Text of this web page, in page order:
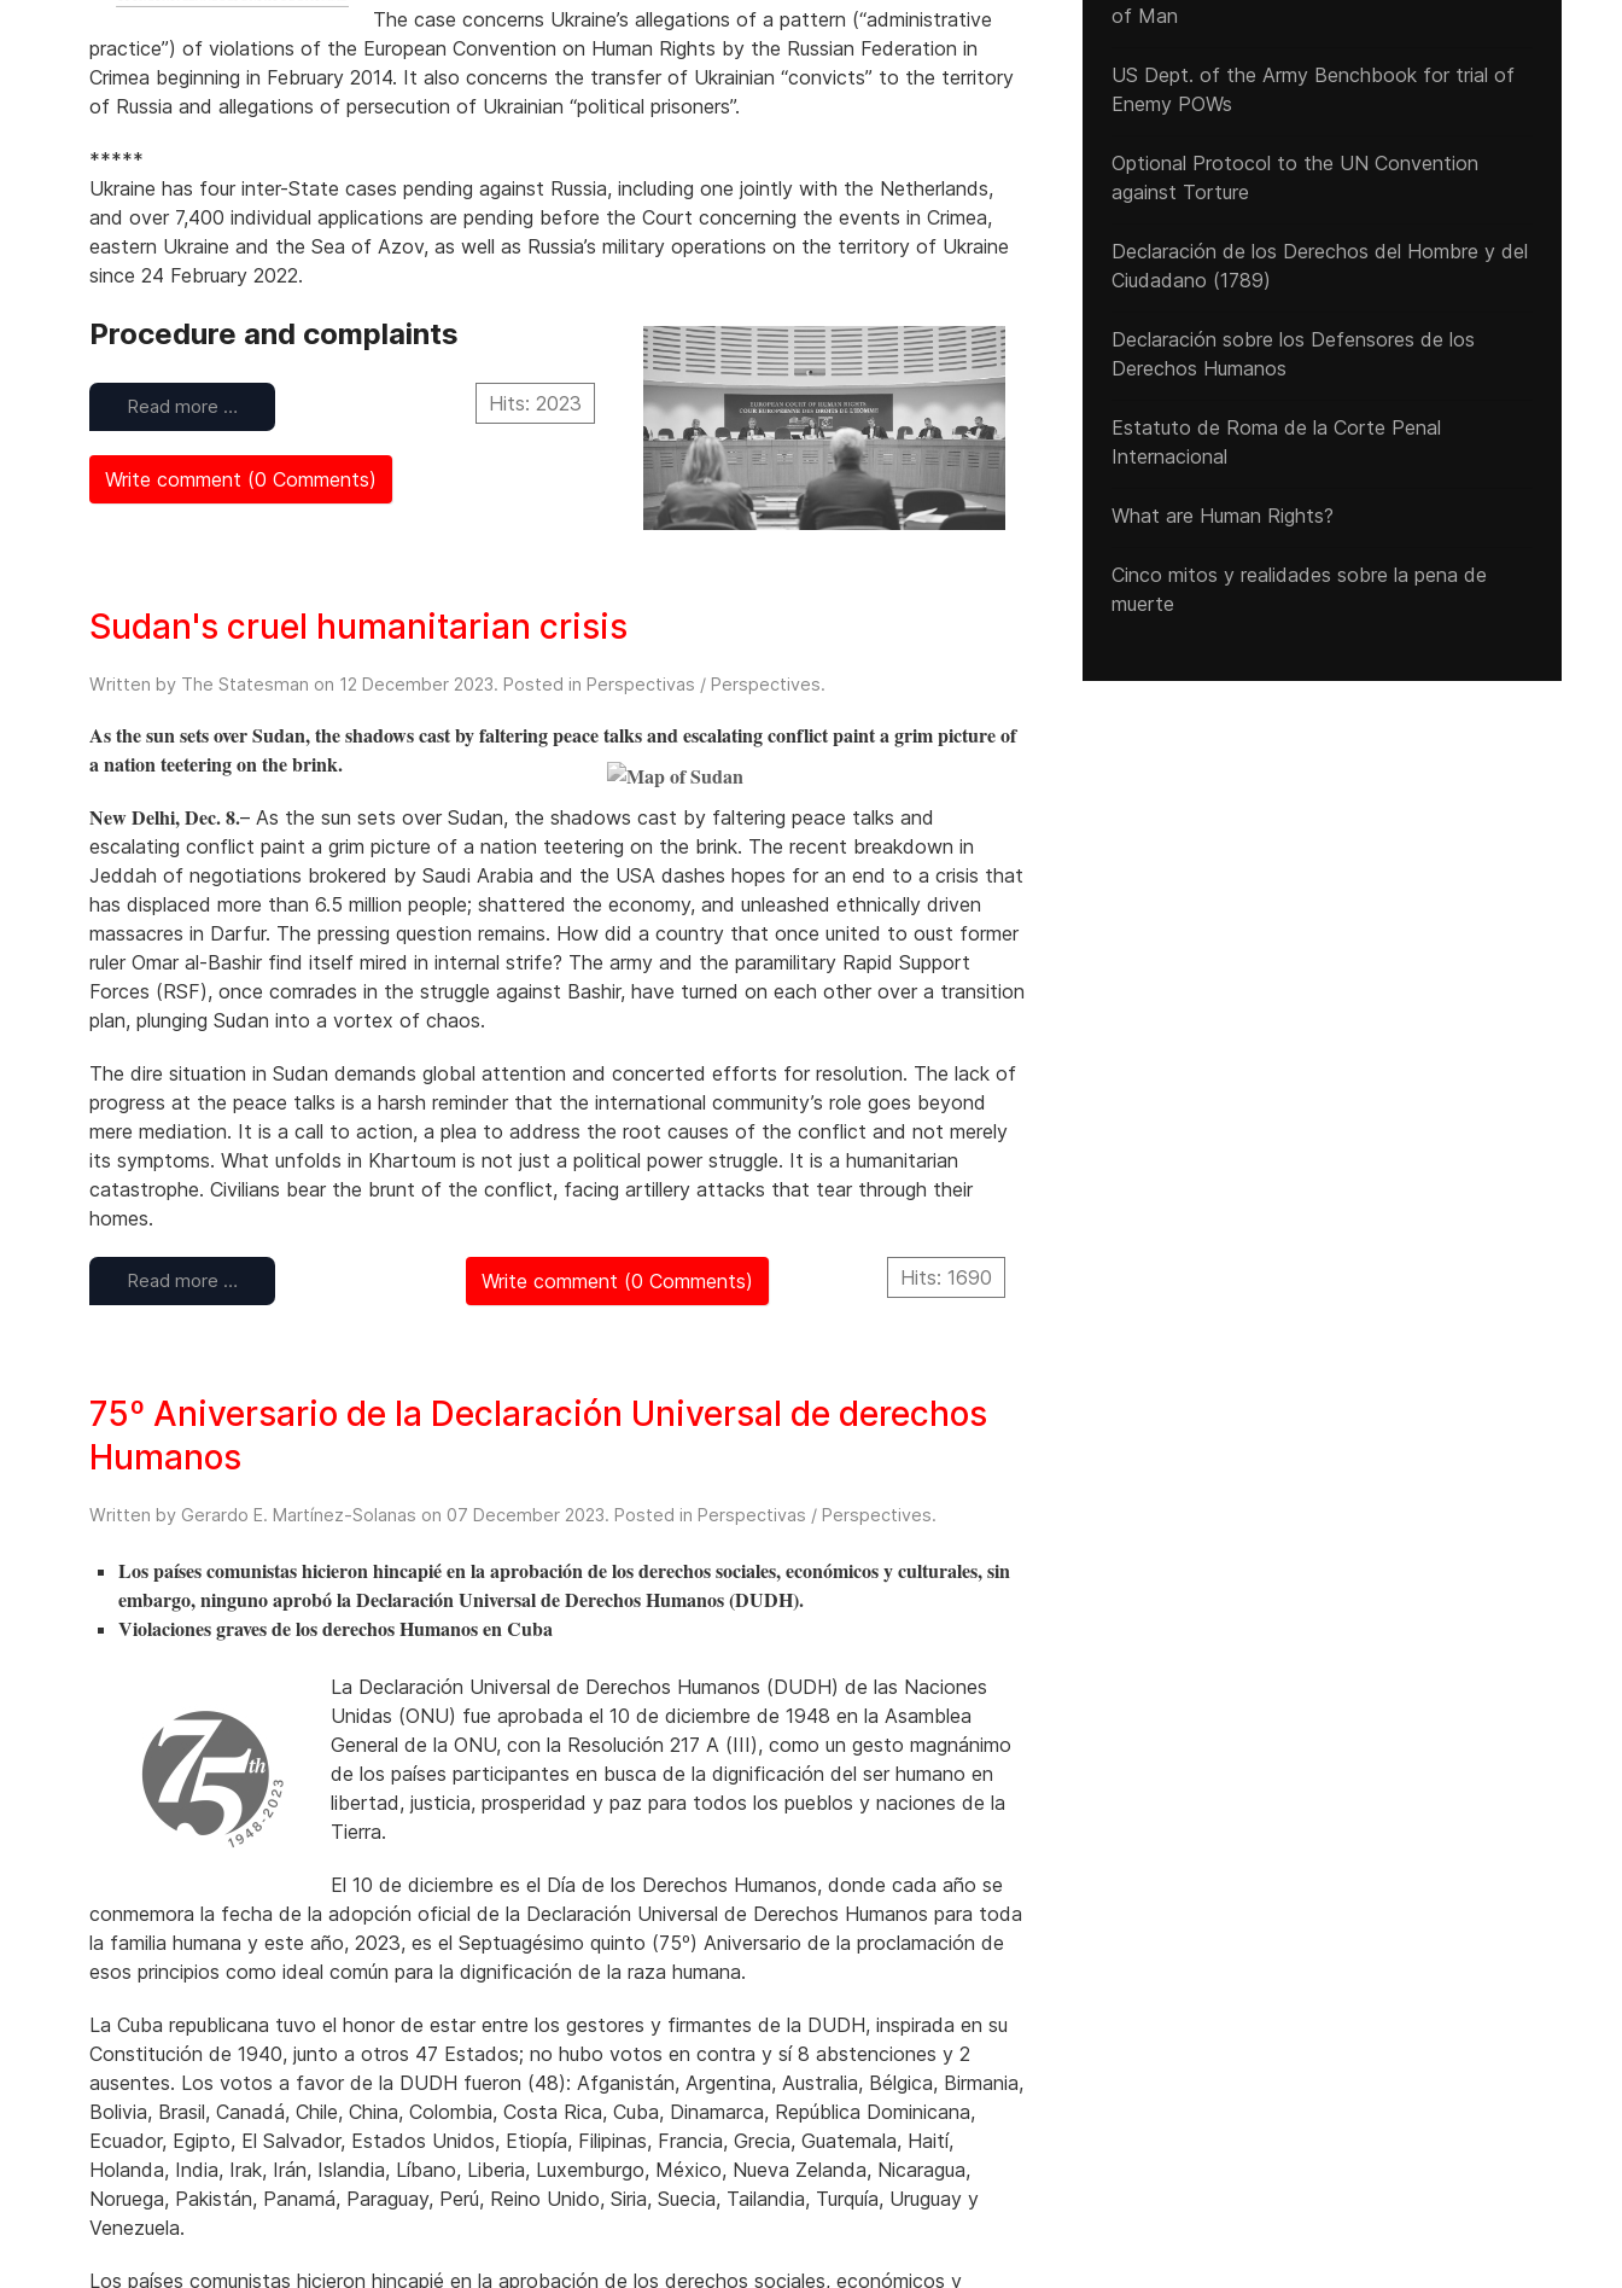
The case concerns Ukraine’s allegations of a pattern (“administrative
practice”) of violations of the European Convention on Human Rights by the Russian Federation in
Crimea beginning in February 2014. It also concerns the transfer of Ukrainian “convicts” to the territory
of Russia and allegations of persecution of Ukrainian “political prisoners”.
*****
Ukraine has four inter-State cases pending against Russia, including one jointly with the Netherlands,
and over 7,400 individual applications are pending before the Court concerning the events in Crimea,
eastern Ukraine and the Sea of Azov, as well as Russia’s military operations on the territory of Ukraine
since 24 February 2022.
Procedure and complaints
Read more … Hits: 2023
Write comment (0 Comments)
Sudan's cruel humanitarian crisis
Written by The Statesman on 12 December 2023. Posted in Perspectivas / Perspectives.
As the sun sets over Sudan, the shadows cast by faltering peace talks and escalating conflict paint a grim picture of
a nation teetering on the brink.
New Delhi, Dec. 8.– As the sun sets over Sudan, the shadows cast by faltering peace talks and
escalating conflict paint a grim picture of a nation teetering on the brink. The recent breakdown in
Jeddah of negotiations brokered by Saudi Arabia and the USA dashes hopes for an end to a crisis that
has displaced more than 6.5 million people; shattered the economy, and unleashed ethnically driven
massacres in Darfur. The pressing question remains. How did a country that once united to oust former
ruler Omar al-Bashir find itself mired in internal strife? The army and the paramilitary Rapid Support
Forces (RSF), once comrades in the struggle against Bashir, have turned on each other over a transition
plan, plunging Sudan into a vortex of chaos.
The dire situation in Sudan demands global attention and concerted efforts for resolution. The lack of
progress at the peace talks is a harsh reminder that the international community’s role goes beyond
mere mediation. It is a call to action, a plea to address the root causes of the conflict and not merely
its symptoms. What unfolds in Khartoum is not just a political power struggle. It is a humanitarian
catastrophe. Civilians bear the brunt of the conflict, facing artillery attacks that tear through their
homes.
Read more … Hits: 1690
Write comment (0 Comments)
75º Aniversario de la Declaración Universal de derechos
Humanos
Written by Gerardo E. Martínez-Solanas on 07 December 2023. Posted in Perspectivas / Perspectives.
Los países comunistas hicieron hincapié en la aprobación de los derechos sociales, económicos y culturales, sin
embargo, ninguno aprobó la Declaración Universal de Derechos Humanos (DUDH).
Violaciones graves de los derechos Humanos en Cuba
La Declaración Universal de Derechos Humanos (DUDH) de las Naciones
Unidas (ONU) fue aprobada el 10 de diciembre de 1948 en la Asamblea
General de la ONU, con la Resolución 217 A (III), como un gesto magnánimo
de los países participantes en busca de la dignificación del ser humano en
libertad, justicia, prosperidad y paz para todos los pueblos y naciones de la
Tierra.
El 10 de diciembre es el Día de los Derechos Humanos, donde cada año se
conmemora la fecha de la adopción oficial de la Declaración Universal de Derechos Humanos para toda
la familia humana y este año, 2023, es el Septuagésimo quinto (75º) Aniversario de la proclamación de
esos principios como ideal común para la dignificación de la raza humana.
La Cuba republicana tuvo el honor de estar entre los gestores y firmantes de la DUDH, inspirada en su
Constitución de 1940, junto a otros 47 Estados; no hubo votos en contra y sí 8 abstenciones y 2
ausentes. Los votos a favor de la DUDH fueron (48): Afganistán, Argentina, Australia, Bélgica, Birmania,
Bolivia, Brasil, Canadá, Chile, China, Colombia, Costa Rica, Cuba, Dinamarca, República Dominicana,
Ecuador, Egipto, El Salvador, Estados Unidos, Etiopía, Filipinas, Francia, Grecia, Guatemala, Haití,
Holanda, India, Irak, Irán, Islandia, Líbano, Liberia, Luxemburgo, México, Nueva Zelanda, Nicaragua,
Noruega, Pakistán, Panamá, Paraguay, Perú, Reino Unido, Siria, Suecia, Tailandia, Turquía, Uruguay y
Venezuela.
Los países comunistas hicieron hincapié en la aprobación de los derechos sociales, económicos y
of Man
US Dept. of the Army Benchbook for trial of
Enemy POWs
Optional Protocol to the UN Convention
against Torture
Declaración de los Derechos del Hombre y del
Ciudadano (1789)
Declaración sobre los Defensores de los
Derechos Humanos
Estatuto de Roma de la Corte Penal
Internacional
What are Human Rights?
Cinco mitos y realidades sobre la pena de
muerte